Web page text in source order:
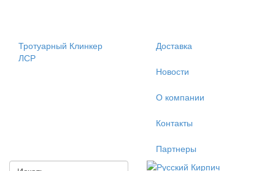
Тротуарный Клинкер
ЛСР
Доставка
Новости
О компании
Контакты
Партнеры